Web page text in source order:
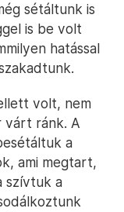
sétáltunk is
is be volt
hatással
volt, nem
várt ránk. A
a
ami megtart,
szívtuk a